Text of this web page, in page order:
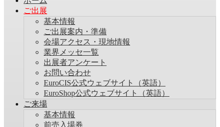
ご出展
基本情報
ご出展案内・準備
会場アクセス・現地情報
業界メッセ一覧
出展者アンケート
お問い合わせ
EuroCIS公式ウェブサイト（英語）
EuroShop公式ウェブサイト（英語）
ご来場
基本情報
前売入場券